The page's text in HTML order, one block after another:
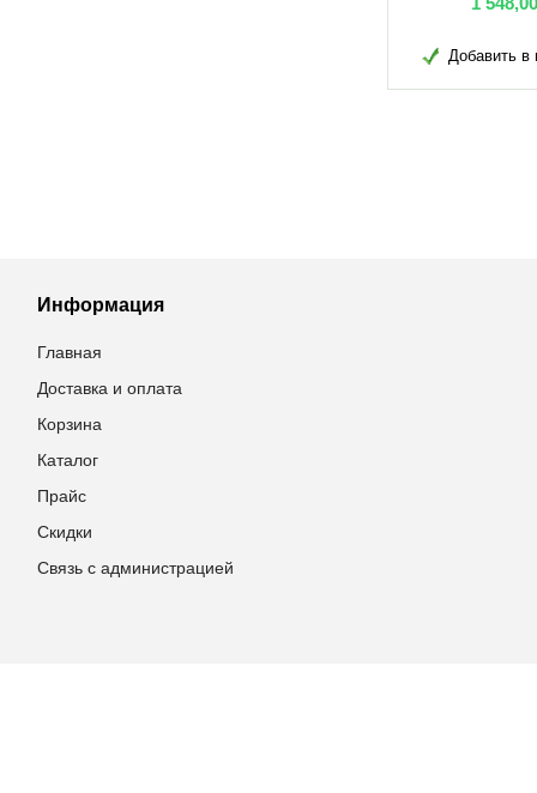
Добавить в
Информация
Главная
Доставка и оплата
Корзина
Каталог
Прайс
Скидки
Связь с администрацией